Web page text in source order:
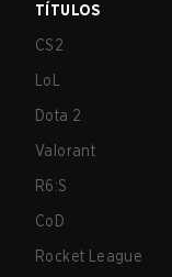
TÍTULOS
CS2
LoL
Dota 2
Valorant
R6:S
CoD
Rocket League